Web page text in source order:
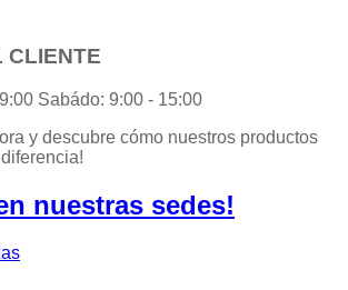
CLIENTE
Sabádo: 9:00 - 15:00
y descubre cómo nuestros productos
nuestras sedes!